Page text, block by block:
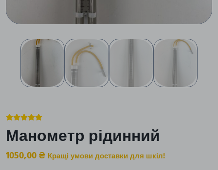

Манометр рідинний
1050,00₴ Кращі умови доставки для шкіл!